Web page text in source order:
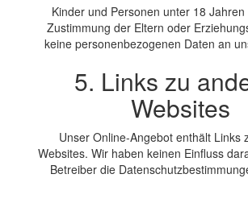
Kinder und Personen unter 18
Zustimmung der Eltern oder
keine personenbezogenen Daten an
5. Links zu
Websites
Unser Online-Angebot enthält Links
Websites. Wir haben keinen Einfluss
Betreiber die